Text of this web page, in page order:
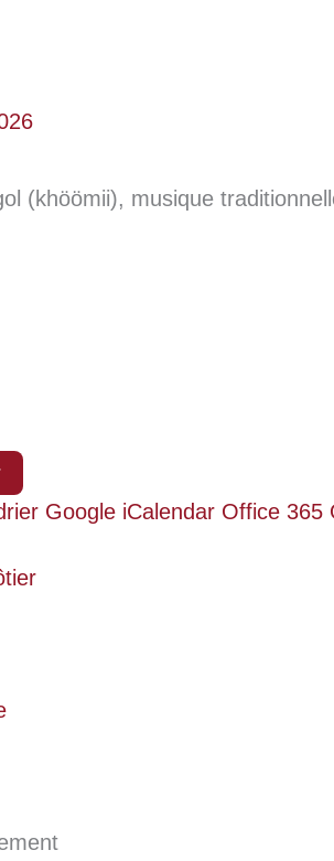
(khöömii), musique
Google iCalendar Office 365